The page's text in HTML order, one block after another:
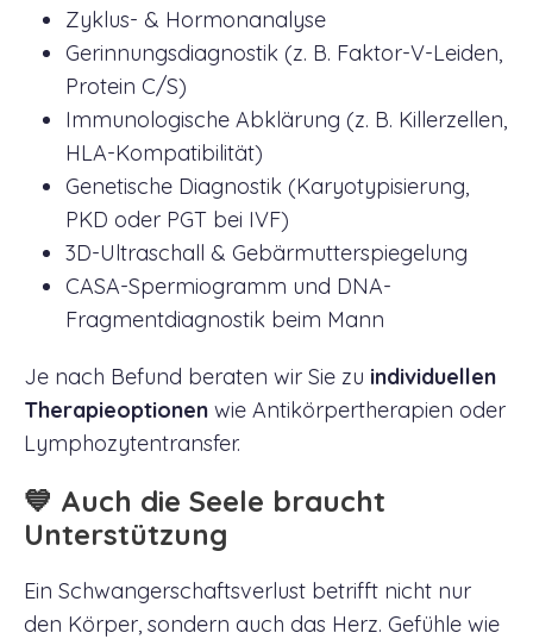
Zyklus- & Hormonanalyse
Gerinnungsdiagnostik (z. B. Faktor-V-Leiden,
Protein C/S)
Immunologische Abklärung (z. B. Killerzellen,
HLA-Kompatibilität)
Genetische Diagnostik (Karyotypisierung,
PKD oder PGT bei IVF)
3D-Ultraschall & Gebärmutterspiegelung
CASA-Spermiogramm und DNA-
Fragmentdiagnostik beim Mann
Je nach Befund beraten wir Sie zu individuellen
Therapieoptionen wie Antikörpertherapien oder
Lymphozytentransfer.
💙 Auch die Seele braucht
Unterstützung
Ein Schwangerschaftsverlust betrifft nicht nur
den Körper, sondern auch das Herz. Gefühle wie